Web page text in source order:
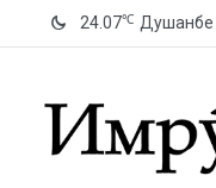
24.07℃ Душанбе